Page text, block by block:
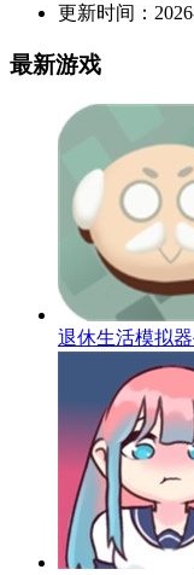
更新时间：
最新游戏
退休生活模拟